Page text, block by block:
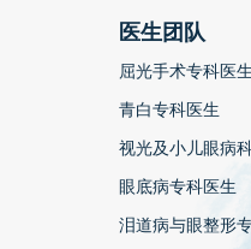
医生团队
屈光手术专科医
青白专科医生
视光及小儿眼病
眼底病专科医生
泪道病与眼整形